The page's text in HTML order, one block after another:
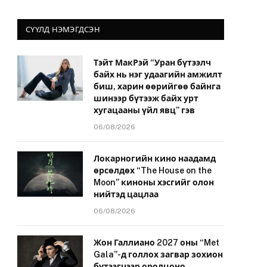
СҮҮЛД НЭМЭГДСЭН
Тэйт МакРэй “Уран бүтээлч
байх нь нэг удаагийн амжилт
биш, харин өөрийгөө байнга
шинээр бүтээж байх урт
хугацааны үйл явц” гэв
06/08/2026
Локарногийн кино наадамд
өрсөлдөх “The House on the
Moon” киноны хэсгийг олон
нийтэд цацлаа
06/08/2026
Жон Галлиано 2027 оны “Met
Gala”-д голлох загвар зохион